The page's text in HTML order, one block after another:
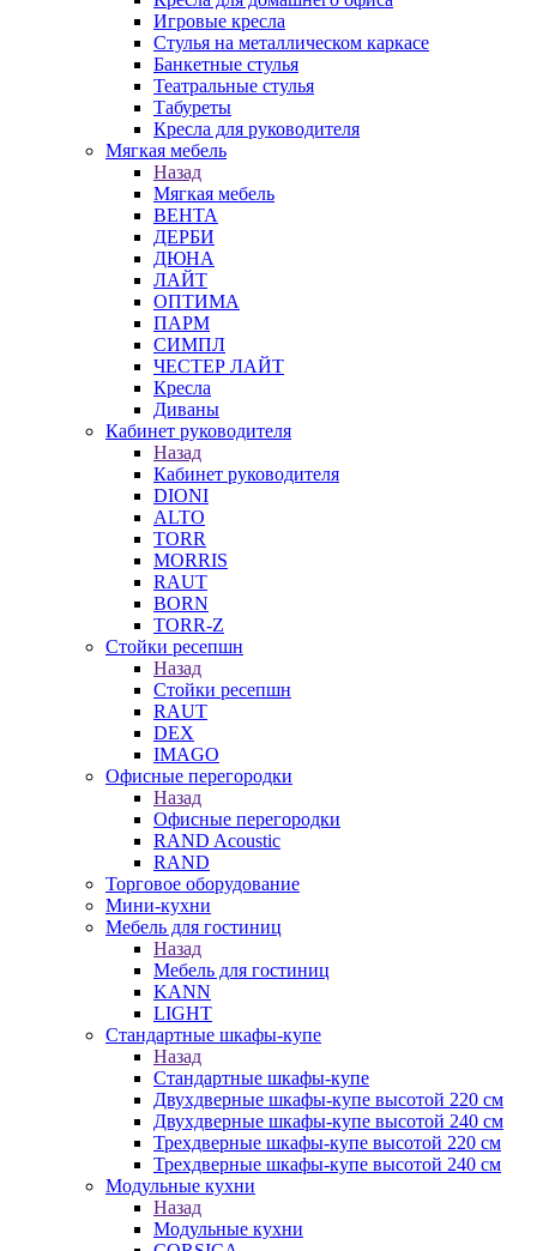
Игровые кресла
Стулья на металлическом каркасе
Банкетные стулья
Театральные стулья
Табуреты
Кресла для руководителя
Мягкая мебель
Назад
Мягкая мебель
ВЕНТА
ДЕРБИ
ДЮНА
ЛАЙТ
ОПТИМА
ПАРМ
СИМПЛ
ЧЕСТЕР ЛАЙТ
Кресла
Диваны
Кабинет руководителя
Назад
Кабинет руководителя
DIONI
ALTO
TORR
MORRIS
RAUT
BORN
TORR-Z
Стойки ресепшн
Назад
Стойки ресепшн
RAUT
DEX
IMAGO
Офисные перегородки
Назад
Офисные перегородки
RAND Acoustic
RAND
Торговое оборудование
Мини-кухни
Мебель для гостиниц
Назад
Мебель для гостиниц
KANN
LIGHT
Стандартные шкафы-купе
Назад
Стандартные шкафы-купе
Двухдверные шкафы-купе высотой 220 см
Двухдверные шкафы-купе высотой 240 см
Трехдверные шкафы-купе высотой 220 см
Трехдверные шкафы-купе высотой 240 см
Модульные кухни
Назад
Модульные кухни